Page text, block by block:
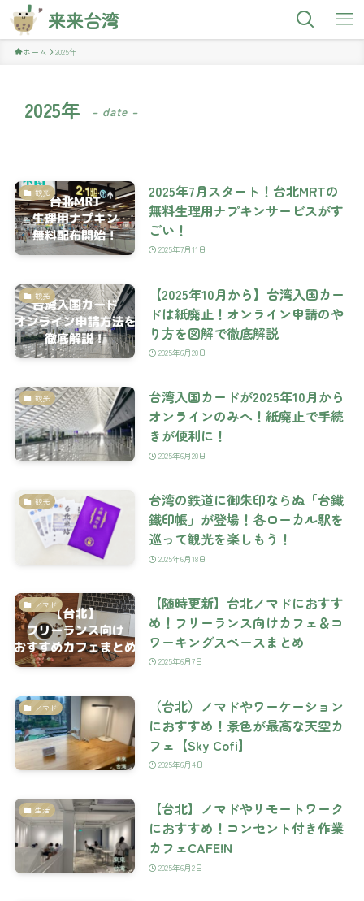
来来台湾
ホーム 2025年
2025年 – date –
観光
2025年7月スタート！台北MRTの
無料生理用ナプキンサービスがす
ごい！
2025年7月11日
観光
【2025年10月から】台湾入国カー
ドは紙廃止！オンライン申請のや
り方を図解で徹底解説
2025年6月20日
観光
台湾入国カードが2025年10月から
オンラインのみへ！紙廃止で手続
きが便利に！
2025年6月20日
観光
台湾の鉄道に御朱印ならぬ「台鐵
鐵印帳」が登場！各ローカル駅を
巡って観光を楽しもう！
2025年6月18日
ノマド
【随時更新】台北ノマドにおすす
め！フリーランス向けカフェ＆コ
ワーキングスペースまとめ
2025年6月7日
ノマド
（台北）ノマドやワーケーション
におすすめ！景色が最高な天空カ
フェ【Sky Cofi】
2025年6月4日
生活
【台北】ノマドやリモートワーク
におすすめ！コンセント付き作業
カフェCAFE!N
2025年6月2日